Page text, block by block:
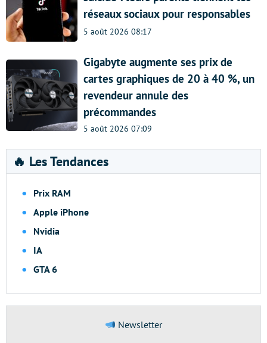
réseaux sociaux pour responsables
5 août 2026 08:17
Gigabyte augmente ses prix de
cartes graphiques de 20 à 40 %, un
revendeur annule des
précommandes
5 août 2026 07:09
🔥 Les Tendances
Prix RAM
Apple iPhone
Nvidia
IA
GTA 6
Newsletter